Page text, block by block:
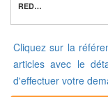
REDUCTEUR C25 28
Cliquez sur la
articles avec le
d'effectuer votre